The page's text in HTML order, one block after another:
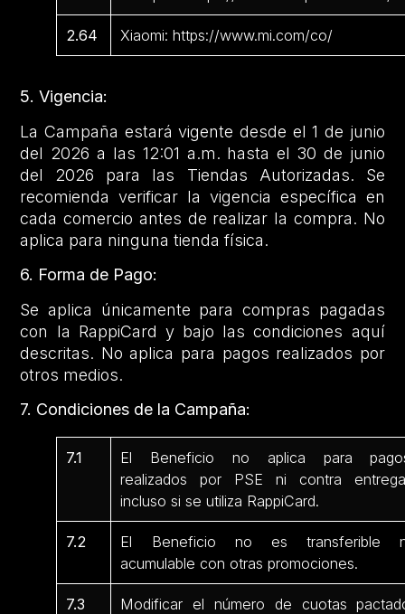
2.64 Xiaomi: https://www.mi.com/co/
5. Vigencia:
La Campaña estará vigente desde el 1 de junio
del 2026 a las 12:01 a.m. hasta el 30 de junio
del 2026 para las Tiendas Autorizadas. Se
recomienda verificar la vigencia específica en
cada comercio antes de realizar la compra. No
aplica para ninguna tienda física.
6. Forma de Pago:
Se aplica únicamente para compras pagadas
con la RappiCard y bajo las condiciones aquí
descritas. No aplica para pagos realizados por
otros medios.
7. Condiciones de la Campaña:
7.1
El Beneficio no aplica para
realizados por PSE ni contra
incluso si se utiliza RappiCard.
7.2
El Beneficio no es transferible
acumulable con otras promociones.
7.3
Modificar el número de cuotas